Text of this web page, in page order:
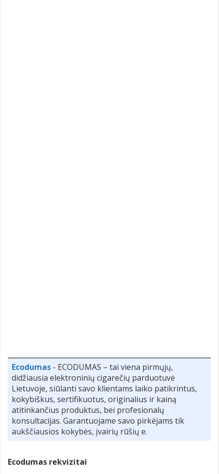
Ecodumas - ECODUMAS – tai viena pirmųjų,
didžiausia elektroninių cigarečių parduotuvė
Lietuvoje, siūlanti savo klientams laiko patikrintus,
kokybiškus, sertifikuotus, originalius ir kainą
atitinkančius produktus, bei profesionalų
konsultacijas. Garantuojame savo pirkėjams tik
aukščiausios kokybės, įvairių rūšių e.
Ecodumas rekvizitai